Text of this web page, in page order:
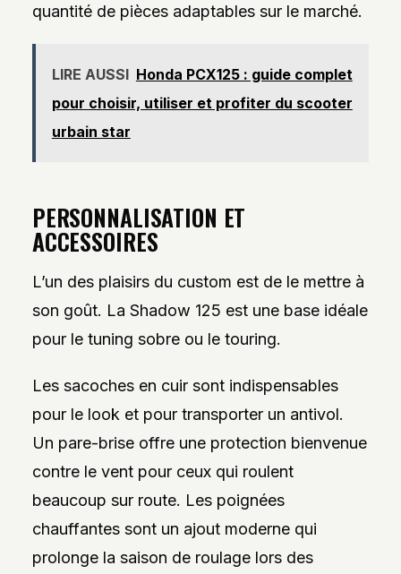
quantité de pièces adaptables sur le marché.
LIRE AUSSI Honda PCX125 : guide complet
pour choisir, utiliser et profiter du scooter
urbain star
PERSONNALISATION ET
ACCESSOIRES
L’un des plaisirs du custom est de le mettre à
son goût. La Shadow 125 est une base idéale
pour le tuning sobre ou le touring.
Les sacoches en cuir sont indispensables
pour le look et pour transporter un antivol.
Un pare-brise offre une protection bienvenue
contre le vent pour ceux qui roulent
beaucoup sur route. Les poignées
chauffantes sont un ajout moderne qui
prolonge la saison de roulage lors des